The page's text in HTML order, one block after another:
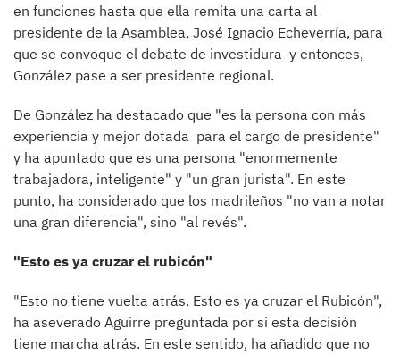
en funciones hasta que ella remita una carta al
presidente de la Asamblea, José Ignacio Echeverría, para
que se convoque el debate de investidura y entonces,
González pase a ser presidente regional.
De González ha destacado que "es la persona con más
experiencia y mejor dotada para el cargo de presidente"
y ha apuntado que es una persona "enormemente
trabajadora, inteligente" y "un gran jurista". En este
punto, ha considerado que los madrileños "no van a notar
una gran diferencia", sino "al revés".
"Esto es ya cruzar el rubicón"
"Esto no tiene vuelta atrás. Esto es ya cruzar el Rubicón",
ha aseverado Aguirre preguntada por si esta decisión
tiene marcha atrás. En este sentido, ha añadido que no